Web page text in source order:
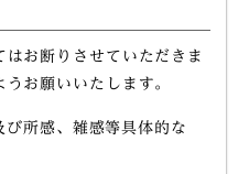
お断りさせていただきま
お願いいたします。
所感、雑感等具体的な